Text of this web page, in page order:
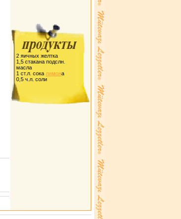
2 яичных желтка
1,5 стакана подслн.
масла
1 ст.л. сока лимона
0,5 ч.л. соли